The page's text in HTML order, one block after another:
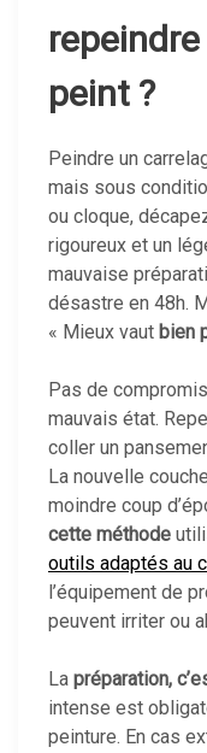
peint ?
Peindre un
mais sous
ou cloque,
rigoureux et un
mauvaise
désastre en 48h.
« Mieux vaut bien
Pas de
mauvais état.
coller un
La nouvelle
moindre coup
cette méthode
outils adaptés au
l’équipement de
peuvent irriter ou
La préparation,
intense est
peinture. En cas